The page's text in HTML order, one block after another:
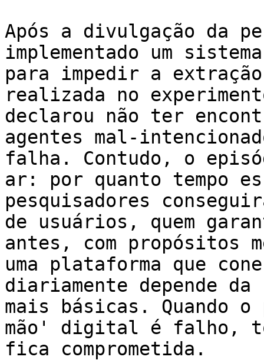
Após a divulgação da
implementado um
para impedir a extração
realizada no
declarou não ter
agentes mal-
falha. Contudo, o
ar: por quanto tempo
pesquisadores
de usuários, quem
antes, com propósitos
uma plataforma que
diariamente depende
mais básicas. Quando
mão' digital é falho,
fica comprometida.